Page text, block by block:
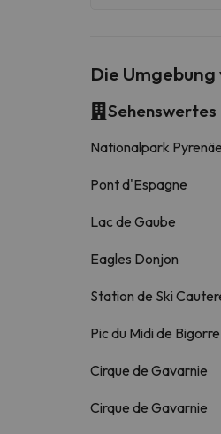
Die
Sehenswertes
Nationalpark
Pont d'Espagne
Lac de Gaube
Eagles Donjon
Station de Ski
Pic du Midi de Bigorre
Cirque de Gavarnie
Cirque de Gavarnie